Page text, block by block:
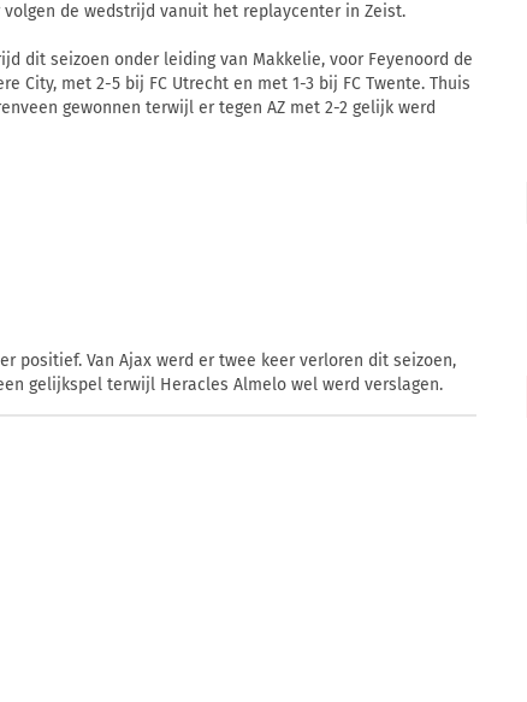
de wedstrijd vanuit het replaycenter in Zeist.
dit seizoen onder leiding van Makkelie, voor Feyenoord de
City, met 2-5 bij FC Utrecht en met 1-3 bij FC Twente. Thuis
gewonnen terwijl er tegen AZ met 2-2 gelijk werd
positief. Van Ajax werd er twee keer verloren dit seizoen,
gelijkspel terwijl Heracles Almelo wel werd verslagen.